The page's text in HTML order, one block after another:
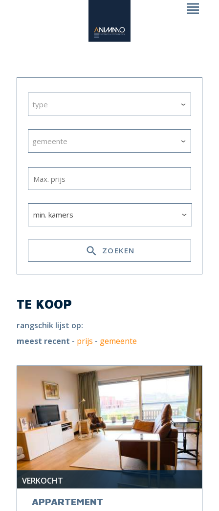
type
gemeente
ZOEKEN
TE KOOP
rangschik lijst op:
meest recent - prijs - gemeente
VERKOCHT
APPARTEMENT